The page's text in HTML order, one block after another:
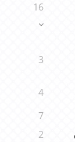
16
3
4
7
2